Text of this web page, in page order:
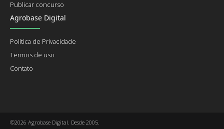
Publicar concurso
Agrobase Digital
Política de Privacidade
Termos de uso
Contato
©2026 Agrobase Digital. Desde 2005.